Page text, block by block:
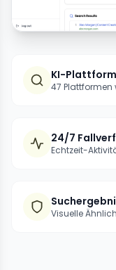
KI-
47
24/7
Echtzeit-
Visuelle